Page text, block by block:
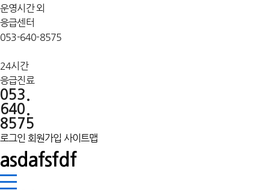
운영시간 외
응급센터
053-640-8575
24시간
응급진료
053.
640.
8575
로그인 회원가입 사이트맵
asdafsfdf